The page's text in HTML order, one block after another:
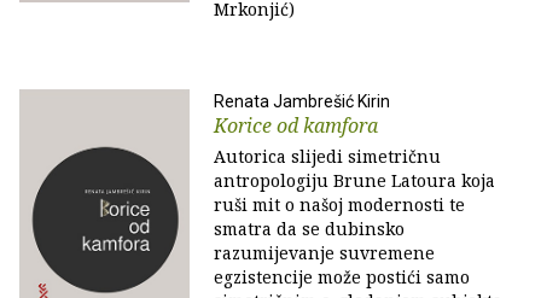
Mrkonjić)
Renata Jambrešić Kirin
Korice od kamfora
Autorica slijedi simetričnu
antropologiju Brune Latoura koja
ruši mit o našoj modernosti te
smatra da se dubinsko
razumijevanje suvremene
egzistencije može postići samo